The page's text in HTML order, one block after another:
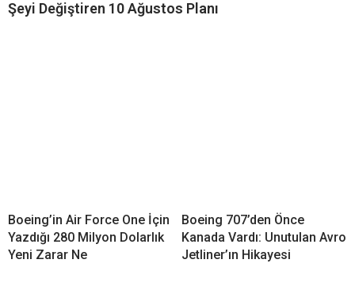
Şeyi Değiştiren 10 Ağustos Planı
Boeing’in Air Force One İçin
Yazdığı 280 Milyon Dolarlık
Yeni Zarar Ne
Boeing 707’den Önce
Kanada Vardı: Unutulan Avro
Jetliner’ın Hikayesi